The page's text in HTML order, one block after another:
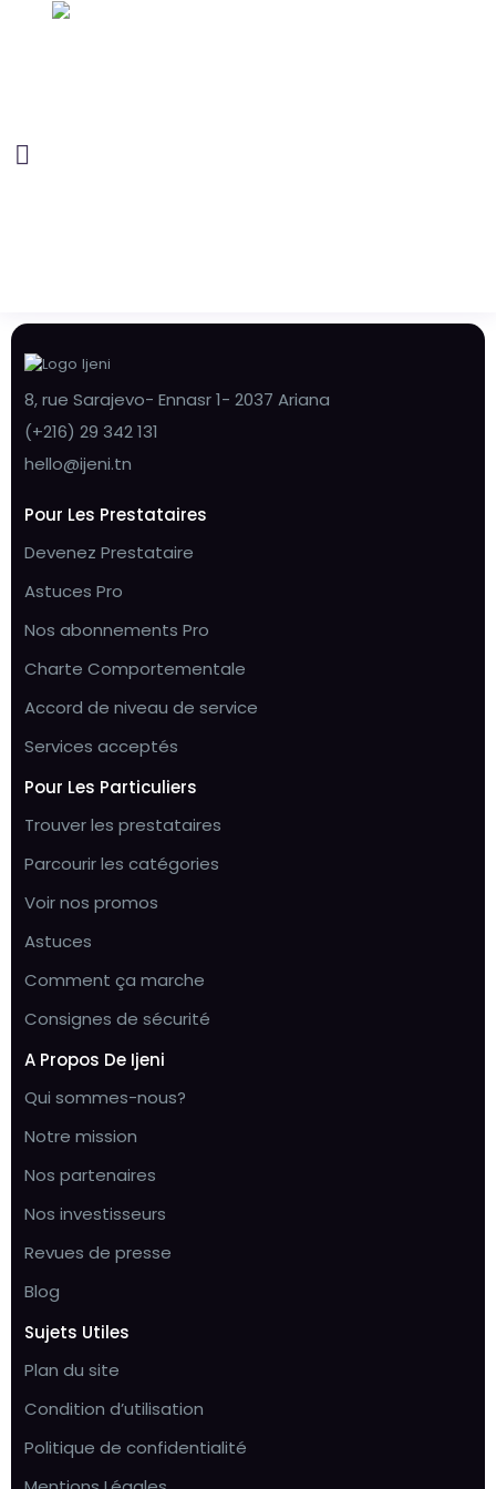
8, rue Sarajevo- Ennasr 1- 2037 Ariana
(+216) 29 342 131
hello@ijeni.tn
Pour Les Prestataires
Devenez Prestataire
Astuces Pro
Nos abonnements Pro
Charte Comportementale
Accord de niveau de service
Services acceptés
Pour Les Particuliers
Trouver les prestataires
Parcourir les catégories
Voir nos promos
Astuces
Comment ça marche
Consignes de sécurité
A Propos De Ijeni
Qui sommes-nous?
Notre mission
Nos partenaires
Nos investisseurs
Revues de presse
Blog
Sujets Utiles
Plan du site
Condition d’utilisation
Politique de confidentialité